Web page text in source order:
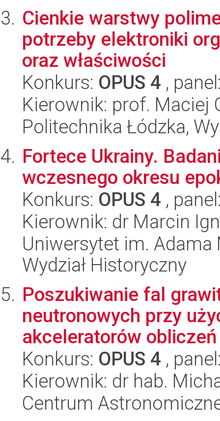
Cienkie warstwy
potrzeby elektroniki
oraz właściwości
Konkurs: OPUS 4 ,
Kierownik: prof. Maciej
Politechnika Łódzka,
Fortece Ukrainy.
wczesnego okresu
Konkurs: OPUS 4 ,
Kierownik: dr Marcin
Uniwersytet im.
Wydział Historyczny
Poszukiwanie fal
neutronowych przy
akceleratorów obliczeń
Konkurs: OPUS 4 ,
Kierownik: dr hab.
Centrum